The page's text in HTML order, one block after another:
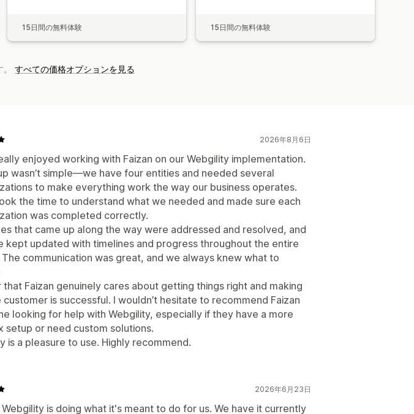
15日間の無料体験 15日間の無料体験
すべての価格オプションを見る
2026年8月6日
enjoyed working with Faizan on our Webgility implementation.
wasn’t simple—we have four entities and needed several
to make everything work the way our business operates.
the time to understand what we needed and made sure each
was completed correctly.
that came up along the way were addressed and resolved, and
kept updated with timelines and progress throughout the entire
communication was great, and we always knew what to
that Faizan genuinely cares about getting things right and making
customer is successful. I wouldn’t hesitate to recommend Faizan
looking for help with Webgility, especially if they have a more
setup or need custom solutions.
is a pleasure to use. Highly recommend.
2026年6月23日
is doing what it's meant to do for us. We have it currently